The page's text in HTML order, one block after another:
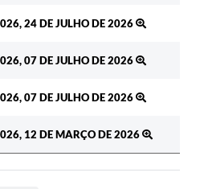
24 DE JULHO DE 2026
07 DE JULHO DE 2026
07 DE JULHO DE 2026
12 DE MARÇO DE 2026